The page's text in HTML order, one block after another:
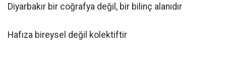
Diyarbakır bir coğrafya değil, bir bilinç alanıdır
Hafıza bireysel değil kolektiftir